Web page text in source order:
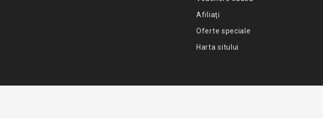
Afiliaţi
Oferte speciale
Harta sitului